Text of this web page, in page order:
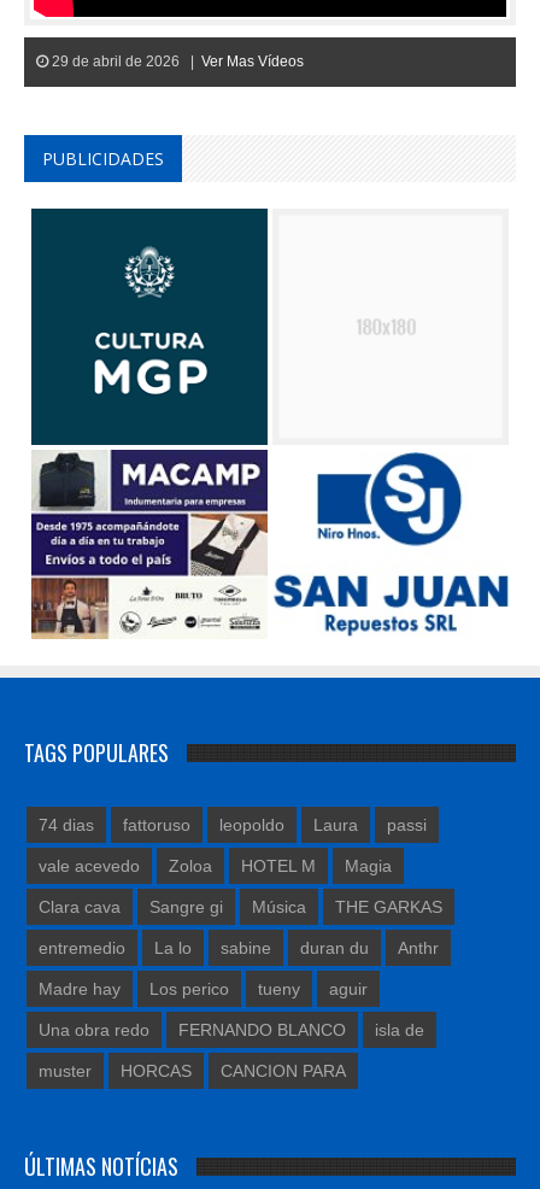
29 de abril de 2026 | Ver Mas Vídeos
PUBLICIDADES
TAGS POPULARES
74 dias fattoruso leopoldo Laura passi
vale acevedo Zoloa HOTEL M Magia
Clara cava Sangre gi Música THE GARKAS
entremedio La lo sabine duran du Anthr
Madre hay Los perico tueny aguir
Una obra redo FERNANDO BLANCO isla de
muster HORCAS CANCION PARA
ÚLTIMAS NOTÍCIAS